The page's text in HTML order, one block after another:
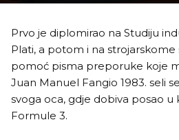
Prvo je diplomirao na Studiju
Plati, a potom i na strojarskome
pomoć pisma preporuke koje
Juan Manuel Fangio 1983. seli
svoga oca, gdje dobiva posao u
Formule 3.